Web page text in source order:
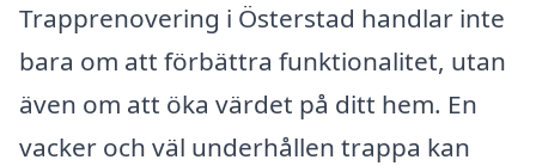
Trapprenovering i Österstad handlar inte
bara om att förbättra funktionalitet, utan
även om att öka värdet på ditt hem. En
vacker och väl underhållen trappa kan